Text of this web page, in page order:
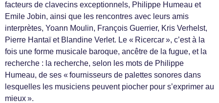
facteurs de clavecins exceptionnels, Philippe Humeau et
Emile Jobin, ainsi que les rencontres avec leurs amis
interprètes, Yoann Moulin, François Guerrier, Kris Verhelst,
Pierre Hantaï et Blandine Verlet. Le « Ricercar », c’est à la
fois une forme musicale baroque, ancêtre de la fugue, et la
recherche : la recherche, selon les mots de Philippe
Humeau, de ses « fournisseurs de palettes sonores dans
lesquelles les musiciens peuvent piocher pour s’exprimer au
mieux ».